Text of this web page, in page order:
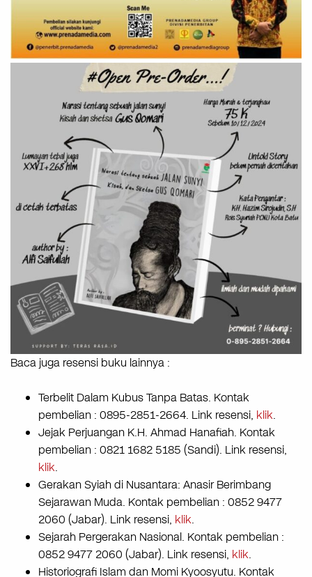
Baca juga resensi buku lainnya :
Terbelit Dalam Kubus Tanpa Batas. Kontak
pembelian : 0895-2851-2664. Link resensi, klik.
Jejak Perjuangan K.H. Ahmad Hanafiah. Kontak
pembelian : 0821 1682 5185 (Sandi). Link resensi,
klik.
Gerakan Syiah di Nusantara: Anasir Berimbang
Sejarawan Muda. Kontak pembelian : 0852 9477
2060 (Jabar). Link resensi, klik.
Sejarah Pergerakan Nasional. Kontak pembelian :
0852 9477 2060 (Jabar). Link resensi, klik.
Historiografi Islam dan Momi Kyoosyutu. Kontak